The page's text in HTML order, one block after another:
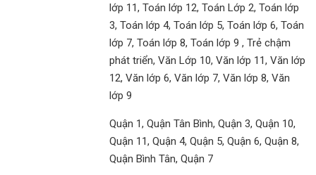
lớp 11, Toán lớp 12, Toán Lớp 2, Toán lớp
3, Toán lớp 4, Toán lớp 5, Toán lớp 6, Toán
lớp 7, Toán lớp 8, Toán lớp 9 , Trẻ chậm
phát triển, Văn Lớp 10, Văn lớp 11, Văn lớp
12, Văn lớp 6, Văn lớp 7, Văn lớp 8, Văn
lớp 9
Quận 1, Quận Tân Bình, Quận 3, Quận 10,
Quận 11, Quận 4, Quận 5, Quận 6, Quận 8,
Quận Bình Tân, Quận 7